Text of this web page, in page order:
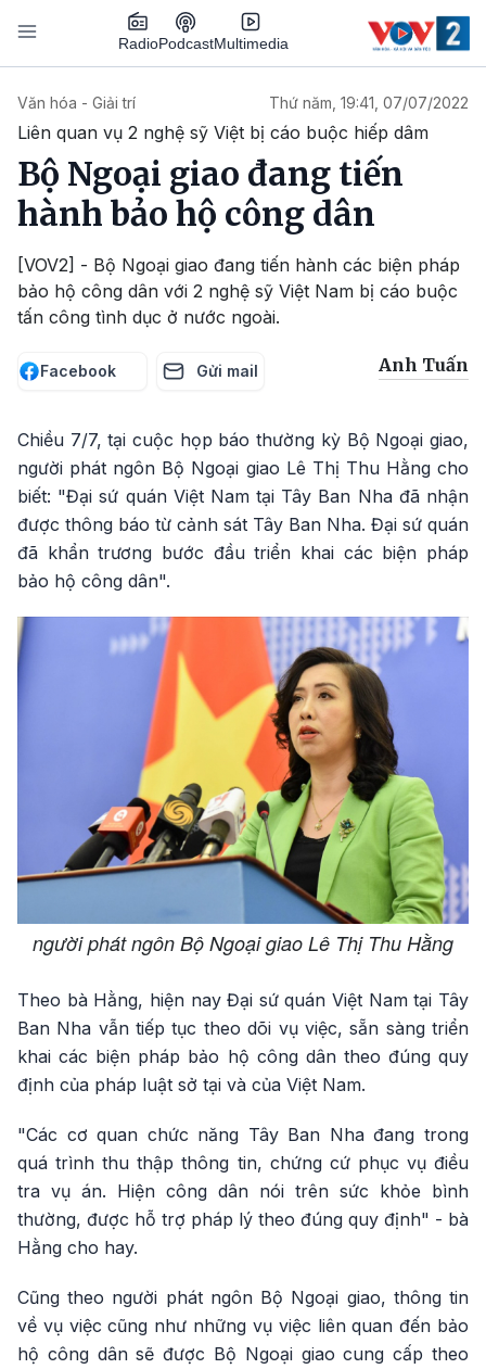
Nhảy đến nội dung
RadioPodcastMultimedia
Văn hóa - Giải trí Thứ năm, 19:41, 07/07/2022
Liên quan vụ 2 nghệ sỹ Việt bị cáo buộc hiếp dâm
Bộ Ngoại giao đang tiến
hành bảo hộ công dân
[VOV2] - Bộ Ngoại giao đang tiến hành các biện pháp
bảo hộ công dân với 2 nghệ sỹ Việt Nam bị cáo buộc
tấn công tình dục ở nước ngoài.
Facebook Gửi mail Anh Tuấn
Chiều 7/7, tại cuộc họp báo thường kỳ Bộ Ngoại giao,
người phát ngôn Bộ Ngoại giao Lê Thị Thu Hằng cho
biết: "Đại sứ quán Việt Nam tại Tây Ban Nha đã nhận
được thông báo từ cảnh sát Tây Ban Nha. Đại sứ quán
đã khẩn trương bước đầu triển khai các biện pháp
bảo hộ công dân".
người phát ngôn Bộ Ngoại giao Lê Thị Thu Hằng
Theo bà Hằng, hiện nay Đại sứ quán Việt Nam tại Tây
Ban Nha vẫn tiếp tục theo dõi vụ việc, sẵn sàng triển
khai các biện pháp bảo hộ công dân theo đúng quy
định của pháp luật sở tại và của Việt Nam.
"Các cơ quan chức năng Tây Ban Nha đang trong
quá trình thu thập thông tin, chứng cứ phục vụ điều
tra vụ án. Hiện công dân nói trên sức khỏe bình
thường, được hỗ trợ pháp lý theo đúng quy định" - bà
Hằng cho hay.
Cũng theo người phát ngôn Bộ Ngoại giao, thông tin
về vụ việc cũng như những vụ việc liên quan đến bảo
hộ công dân sẽ được Bộ Ngoại giao cung cấp theo